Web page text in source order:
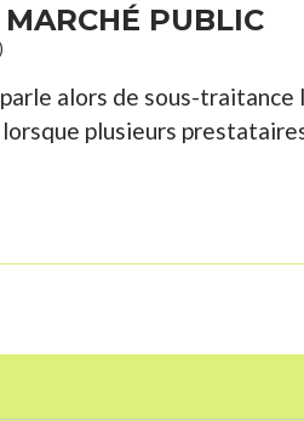
PUBLIC
alors de sous-
plusieurs